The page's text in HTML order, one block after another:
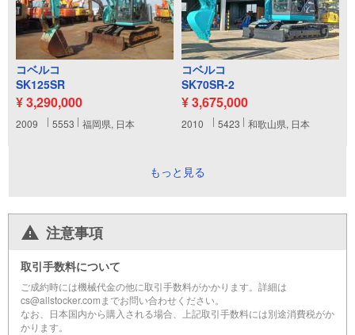
コベルコ
SK125SR
¥ 3,290,000
2009 5553 福岡県, 日本
コベルコ
SK70SR-2
¥ 3,675,000
2010 5423 和歌山県, 日本
もっと見る
注意事項
取引手数料について
ご成約時には機械代金の他に取引手数料がかかります。詳細は
cs@allstocker.comまでお問い合わせください。
なお、日本国内から購入される場合、上記取引手数料には別途消費税がか
かります。